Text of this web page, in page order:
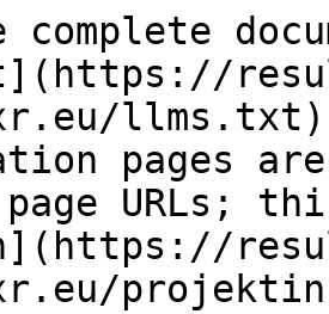
complete
llms.txt).
pages
URLs;